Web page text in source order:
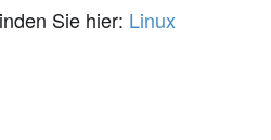
Sie hier: Linux